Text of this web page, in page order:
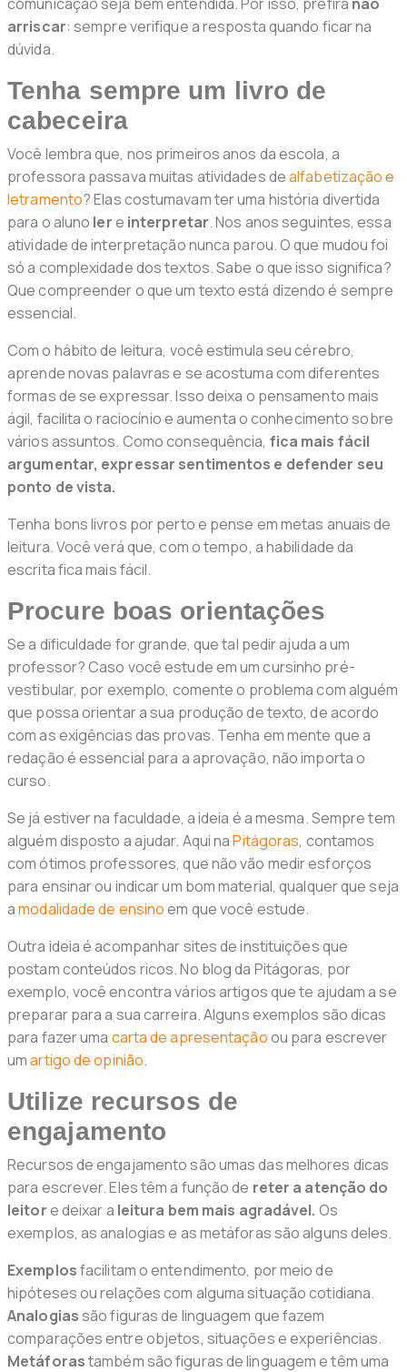
arriscar: sempre verifique a resposta quando ficar na
dúvida.
Tenha sempre um livro de
cabeceira
Você lembra que, nos primeiros anos da escola, a
professora passava muitas atividades dealfabetização e
letramento? Elas costumavam ter uma história divertida
para o aluno lere interpretar. Nos anos seguintes, essa
atividade de interpretação nunca parou. O que mudou foi
só a complexidade dos textos. Sabe o que isso significa?
Que compreender o que um texto está dizendo é sempre
essencial.
Com o hábito de leitura, você estimula seu cérebro,
aprende novas palavras e se acostuma com diferentes
formas de se expressar. Isso deixa o pensamento mais
ágil, facilita o raciocínio e aumenta o conhecimento sobre
vários assuntos. Como consequência, fica mais fácil
argumentar, expressar sentimentos e defender seu
ponto de vista.
Tenha bons livros por perto e pense em metas anuais de
leitura. Você verá que, com o tempo, a habilidade da
escrita fica mais fácil.
Procure boas orientações
Se a dificuldade for grande, que tal pedir ajuda a um
professor? Caso você estude em um cursinho pré-
vestibular, por exemplo, comente o problema com alguém
que possa orientar a sua produção de texto, de acordo
com as exigências das provas. Tenha em mente que a
redação é essencial para a aprovação, não importa o
curso.
Se já estiver na faculdade, a ideia é a mesma. Sempre tem
alguém disposto a ajudar. Aqui naPitágoras, contamos
com ótimos professores, que não vão medir esforços
para ensinar ou indicar um bom material, qualquer que seja
amodalidade de ensinoem que você estude.
Outra ideia é acompanhar sites de instituições que
postam conteúdos ricos. No blog da Pitágoras, por
exemplo, você encontra vários artigos que te ajudam a se
preparar para a sua carreira. Alguns exemplos são dicas
para fazer uma carta de apresentaçãoou para escrever
umartigo de opinião.
Utilize recursos de
engajamento
Recursos de engajamento são umas das melhores dicas
para escrever. Eles têm a função de reter a atenção do
leitore deixar a leitura bem mais agradável. Os
exemplos, as analogias e as metáforas são alguns deles.
Exemplosfacilitam o entendimento, por meio de
hipóteses ou relações com alguma situação cotidiana.
Analogiassão figuras de linguagem que fazem
comparações entre objetos, situações e experiências.
Metáforastambém são figuras de linguagem e têm uma